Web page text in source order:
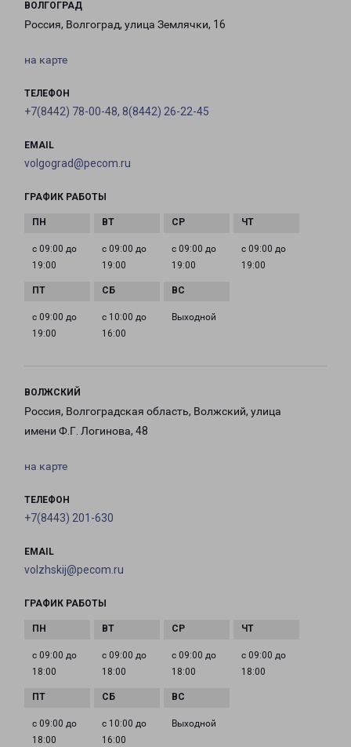
ВОЛГОГРАД
Россия, Волгоград, улица Землячки, 16
на карте
ТЕЛЕФОН
+7(8442) 78-00-48, 8(8442) 26-22-45
EMAIL
volgograd@pecom.ru
ГРАФИК РАБОТЫ
с 09:00 до
19:00
с 09:00 до
19:00
с 09:00 до
19:00
с 09:00 до
19:00
с 09:00 до
19:00
с 10:00 до
16:00
Выходной
ВОЛЖСКИЙ
Россия, Волгоградская область, Волжский, улица
имени Ф.Г. Логинова, 48
на карте
ТЕЛЕФОН
+7(8443) 201-630
EMAIL
volzhskij@pecom.ru
ГРАФИК РАБОТЫ
с 09:00 до
18:00
с 09:00 до
18:00
с 09:00 до
18:00
с 09:00 до
18:00
с 09:00 до
18:00
с 10:00 до
16:00
Выходной